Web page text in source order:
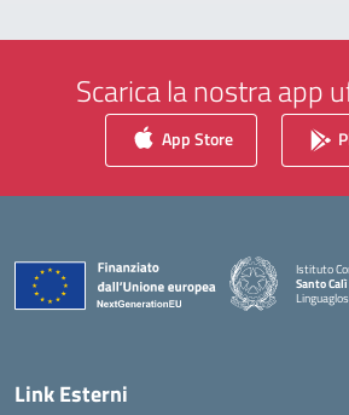
Scarica la nostra app
App Store
Istituto
Santo Calì
— Visita
Link Esterni